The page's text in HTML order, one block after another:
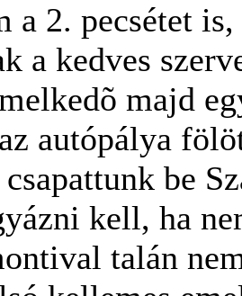
a 2. pecsétet
a kedves
majd
autópálya
be
kell, ha
talán